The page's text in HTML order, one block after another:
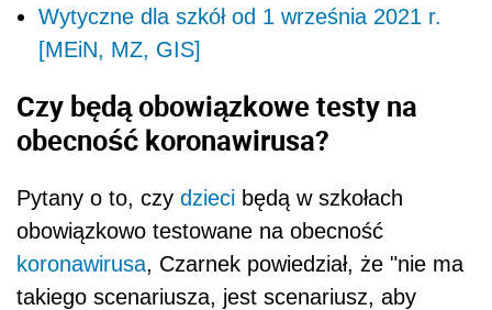
Wytyczne dla szkół od 1 września 2021 r.
[MEiN, MZ, GIS]
Czy będą obowiązkowe testy na
obecność koronawirusa?
Pytany o to, czy dzieci będą w szkołach
obowiązkowo testowane na obecność
koronawirusa, Czarnek powiedział, że "nie ma
takiego scenariusza, jest scenariusz, aby